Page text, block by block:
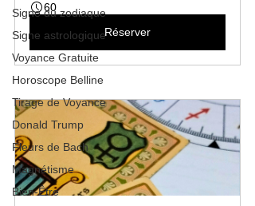
Signe du zodiaque
Signe astrologique
Voyance Gratuite
Horoscope Belline
Tirage de Voyance
Donald Trump
Fleurs de Bach
Magnétisme
Bien-Être
60
Réserver